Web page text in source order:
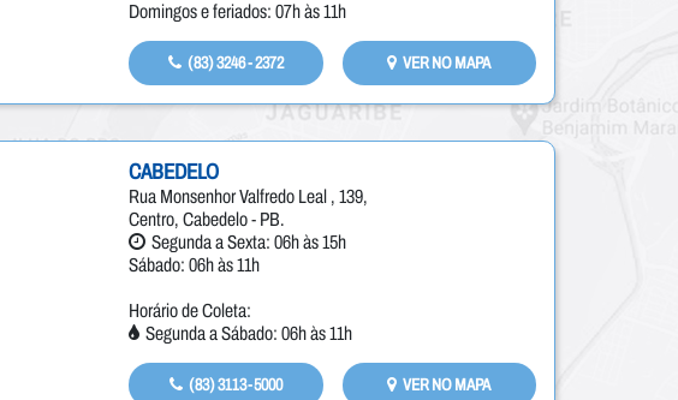
Domingos e feriados: 07h às 11h
(83) 3246 - 2372 VER NO MAPA
CABEDELO
Rua Monsenhor Valfredo Leal , 139,
Centro, Cabedelo - PB.
Segunda a Sexta: 06h às 15h
Sábado: 06h às 11h
Horário de Coleta:
Segunda a Sábado: 06h às 11h
(83) 3113-5000 VER NO MAPA